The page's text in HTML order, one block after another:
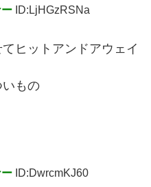
ID:LjHGzRSNa
ヒットアンドアウェイ
もの
ID:DwrcmKJ60